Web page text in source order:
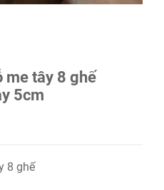
me tây 8 ghế
5cm
8 ghế